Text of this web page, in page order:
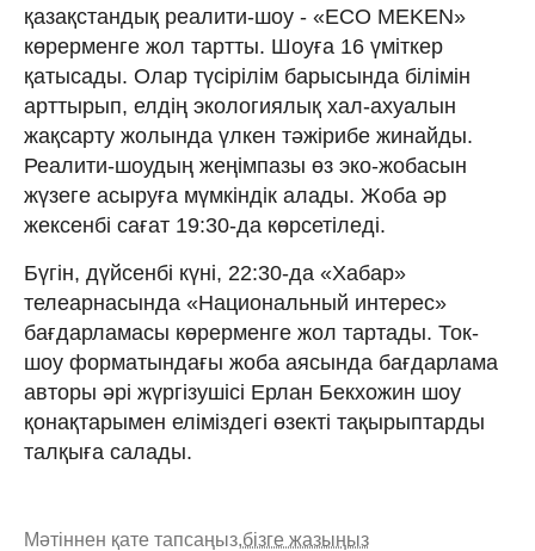
қазақстандық реалити-шоу - «ECO MEKEN»
көрерменге жол тартты. Шоуға 16 үміткер
қатысады. Олар түсірілім барысында білімін
арттырып, елдің экологиялық хал-ахуалын
жақсарту жолында үлкен тәжірибе жинайды.
Реалити-шоудың жеңімпазы өз эко-жобасын
жүзеге асыруға мүмкіндік алады. Жоба әр
жексенбі сағат 19:30-да көрсетіледі.
Бүгін, дүйсенбі күні, 22:30-да «Хабар»
телеарнасында «Национальный интерес»
бағдарламасы көрерменге жол тартады. Ток-
шоу форматындағы жоба аясында бағдарлама
авторы әрі жүргізушісі Ерлан Бекхожин шоу
қонақтарымен еліміздегі өзекті тақырыптарды
талқыға салады.
Мәтіннен қате тапсаңыз,бізге жазыңыз